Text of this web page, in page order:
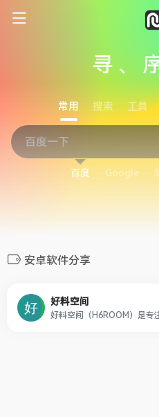
寻、
常用 搜索 工具
百度 Google
安卓软件分享
好料空间